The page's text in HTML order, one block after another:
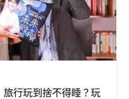
旅行玩到捨不得睡？玩